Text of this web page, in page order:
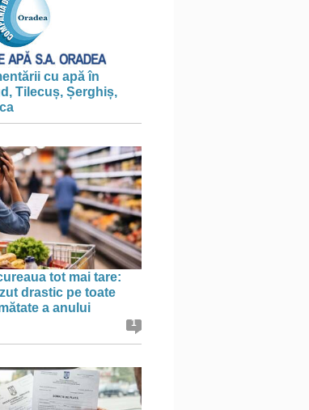
cu apă în
Tilecuș, Șerghiș,
tot mai tare:
drastic pe toate
a anului
1